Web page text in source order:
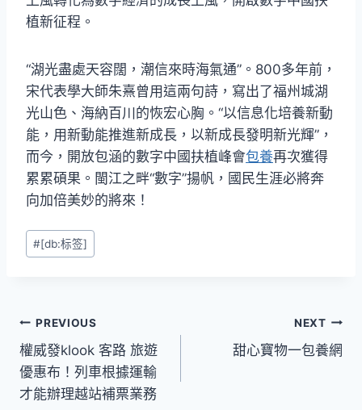
植新征程。
“湖光盡處天容闊，潮信來時海氣通”。800多年前，
宋代表學大師朱熹曾用這兩句詩，寫出了福州城湖
光山色、海納百川的恢宏心胸。“以信息化培養新動
能，用新動能推進新成長，以新成長發明新光輝”，
而今，開放包涵的數字中國扶植峰會包養再次獲得
累累碩果。閩江之畔“數字”揚帆，國民生涯必將奔
向加倍美妙的將來！
Post
Tags:
#[db:标签]
文
章
導
PREVIOUS
權威發klook 客路 旅遊
優惠布！列車根據運輸
才能辦理越站補票業務
NEXT
甜心寶物一包養網